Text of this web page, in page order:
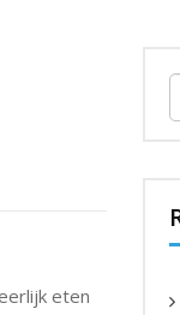
eten